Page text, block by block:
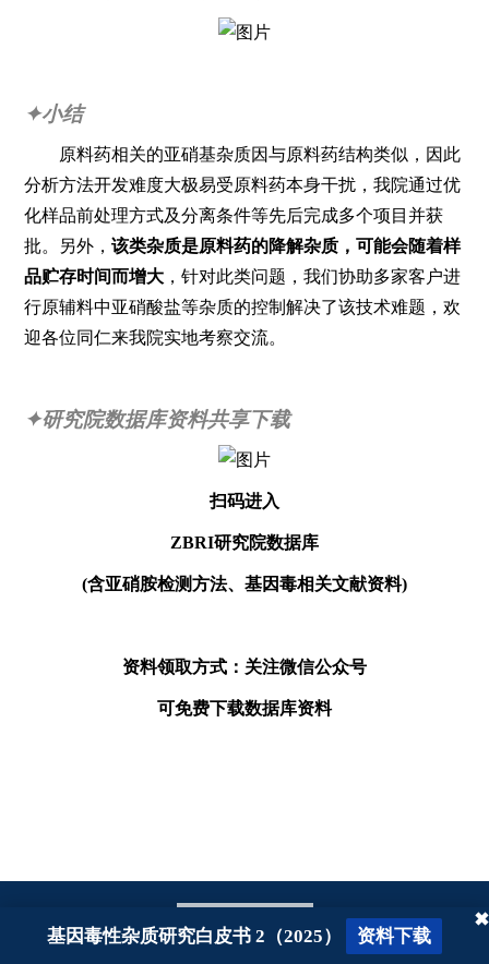
✖
基因毒性杂质研究白皮书 2（2025） 资料下载
✦小结
原料药相关的亚硝基杂质因与原料药结构类似，因此
分析方法开发难度大极易受原料药本身干扰，我院通过优
化样品前处理方式及分离条件等先后完成多个项目并获
批。另外，该类杂质是原料药的降解杂质，可能会随着样
品贮存时间而增大 ，针对此类问题，我们协助多家客户进
行原辅料中亚硝酸盐等杂质的控制解决了该技术难题，欢
迎各位同仁来我院实地考察交流。
✦研究院数据库资料共享下载
扫码进入
ZBRI研究院数据库
(含亚硝胺检测方法、基因毒相关文献资料)
资料领取方式：关注微信公众号
可免费下载数据库资料